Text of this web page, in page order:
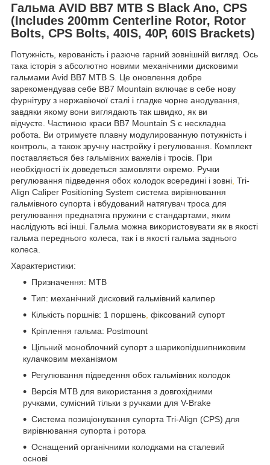
Гальма AVID BB7 MTB S Black Ano, CPS
(Includes 200mm Centerline Rotor, Rotor
Bolts, CPS Bolts, 40IS, 40Р, 60IS Brackets)
Потужність, керованість і разюче гарний зовнішній вигляд. Ось
така історія з абсолютно новими механічними дисковими
гальмами Avid BB7 MTB S. Це оновлення добре
зарекомендував себе BB7 Mountain включає в себе нову
фурнітуру з нержавіючої сталі і гладке чорне анодування,
завдяки якому вони виглядають так швидко, як ви
відчуєте. Частиною краси BB7 Mountain S є нескладна
робота. Ви отримуєте плавну модулированную потужність і
контроль, а також зручну настройку і регулювання. Комплект
поставляється без гальмівних важелів і тросів. При
необхідності їх доведеться замовляти окремо. Ручки
регулювання підведення обох колодок всередині і зовні, Tri-
Align Caliper Positioning System система вирівнювання
гальмівного супорта і вбудований натягувач троса для
регулювання преднатяга пружини є стандартами, яким
наслідують всі інші. Гальма можна використовувати як в якості
гальма переднього колеса, так і в якості гальма заднього
колеса.
Характеристики:
Призначення: MTB
Тип: механічний дисковий гальмівний калипер
Кількість поршнів: 1 поршень, фіксований супорт
Кріплення гальма: Postmount
Цільний моноблочний супорт з шарикопідшипниковим
кулачковим механізмом
Регулювання підведення обох гальмівних колодок
Версія MTB для використання з довгохідними
ручками, сумісний тільки з ручками для V-Brake
Система позиціонування супорта Tri-Align (CPS) для
вирівнювання супорта і ротора
Оснащений органічними колодками на сталевий
основі